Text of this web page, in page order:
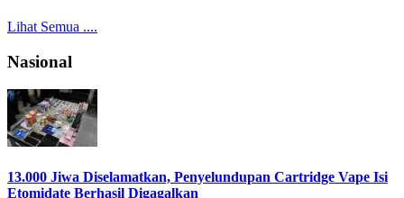
Lihat Semua ....
Nasional
13.000 Jiwa Diselamatkan, Penyelundupan Cartridge Vape Isi
Etomidate Berhasil Digagalkan